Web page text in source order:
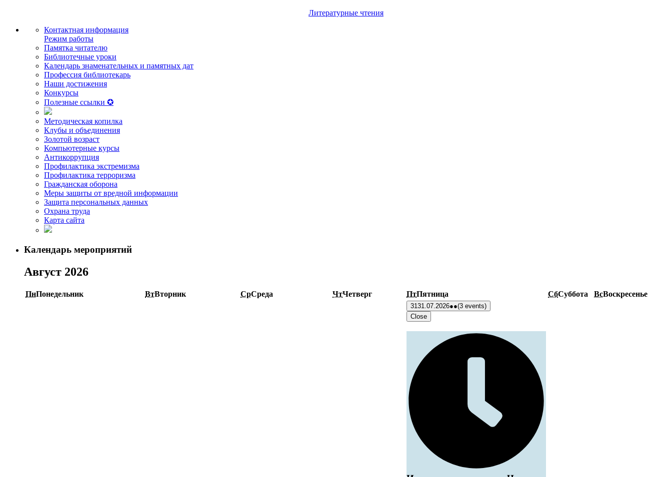
Литературные чтения
Контактная информация
Режим работы
Памятка читателю
Библиотечные уроки
Календарь знаменательных и памятных дат
Профессия библиотекарь
Наши достижения
Конкурсы
Полезные ссылки ✪
Методическая копилка
Клубы и объединения
Золотой возраст
Компьютерные курсы
Антикоррупция
Профилактика экстремизма
Профилактика терроризма
Гражданская оборона
Меры защиты от вредной информации
Защита персональных данных
Охрана труда
Карта сайта
Календарь мероприятий
Август 2026
ПнПонедельник ВтВторник СрСреда ЧтЧетверг ПтПятница СбСуббота ВсВоскресенье
3131.07.2026●●(3 events)
Close